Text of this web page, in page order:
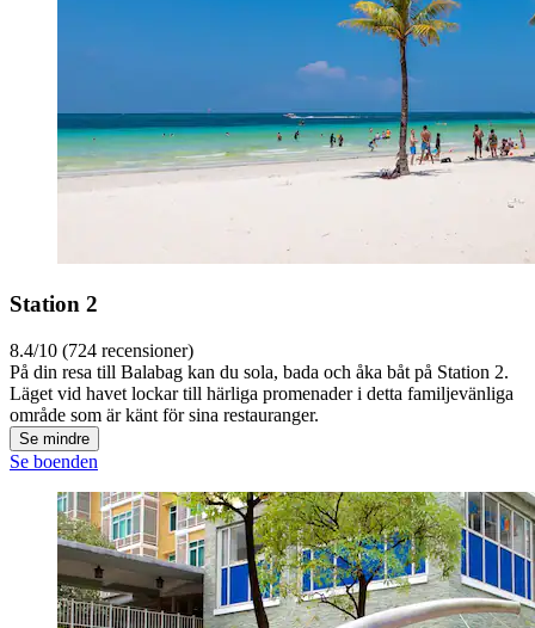
Station 2
8.4/10 (724 recensioner)
På din resa till Balabag kan du sola, bada och åka båt på Station 2.
Läget vid havet lockar till härliga promenader i detta familjevänliga
område som är känt för sina restauranger.
Se mindre
Se boenden